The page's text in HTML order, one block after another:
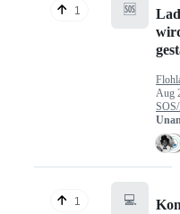
1 🆘
Aug
1 💻